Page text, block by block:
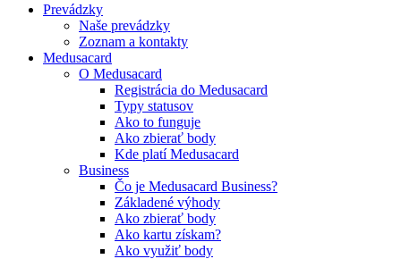
Prevádzky
Naše prevádzky
Zoznam a kontakty
Medusacard
O Medusacard
Registrácia do Medusacard
Typy statusov
Ako to funguje
Ako zbierať body
Kde platí Medusacard
Business
Čo je Medusacard Business?
Základené výhody
Ako zbierať body
Ako kartu získam?
Ako využiť body